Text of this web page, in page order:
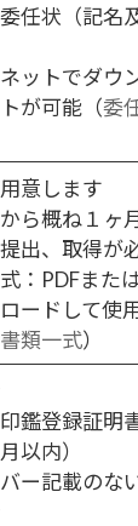
任状（記名
ットでダウ
が可能（委
意します
ら概ね１ヶ
出、取得が
：PDFまた
ードして使
類一式）
鑑登録証明
以内）
ー記載のな